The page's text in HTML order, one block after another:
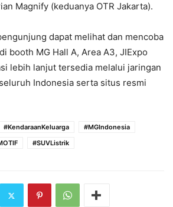
Magnify (keduanya OTR Jakarta).
dapat melihat dan mencoba
booth MG Hall A, Area A3, JIExpo
lebih lanjut tersedia melalui jaringan
Indonesia serta situs resmi
#KendaraanKeluarga
#MGIndonesia
#SUVListrik